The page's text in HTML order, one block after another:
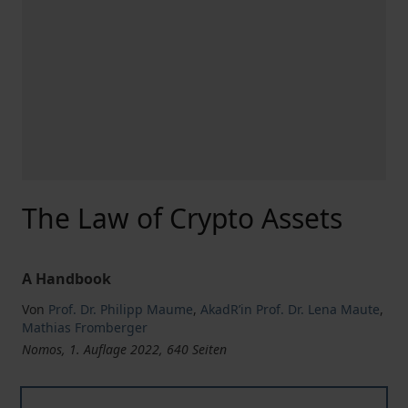
The Law of Crypto Assets
A Handbook
Von Prof. Dr. Philipp Maume, AkadR’in Prof. Dr. Lena Maute,
Mathias Fromberger
Nomos, 1. Auflage 2022, 640 Seiten